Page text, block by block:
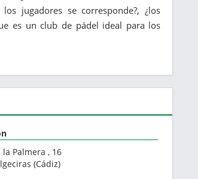
jugadores se corresponde?, ¿los
es un club de pádel ideal para los
la Palmera , 16
(Cádiz)